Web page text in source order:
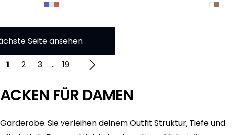
Seite ansehen
1 2 3 ... 19
FÜR DAMEN
Sie verleihen deinem Outfit Struktur, Tiefe und